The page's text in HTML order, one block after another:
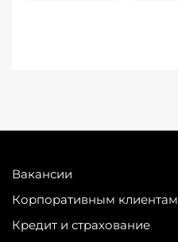
Вакансии
Корпоративным клиентам
Кредит и страхование